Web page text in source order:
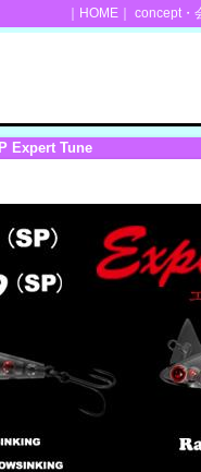
｜ HOME ｜ concept・
Expert Tune